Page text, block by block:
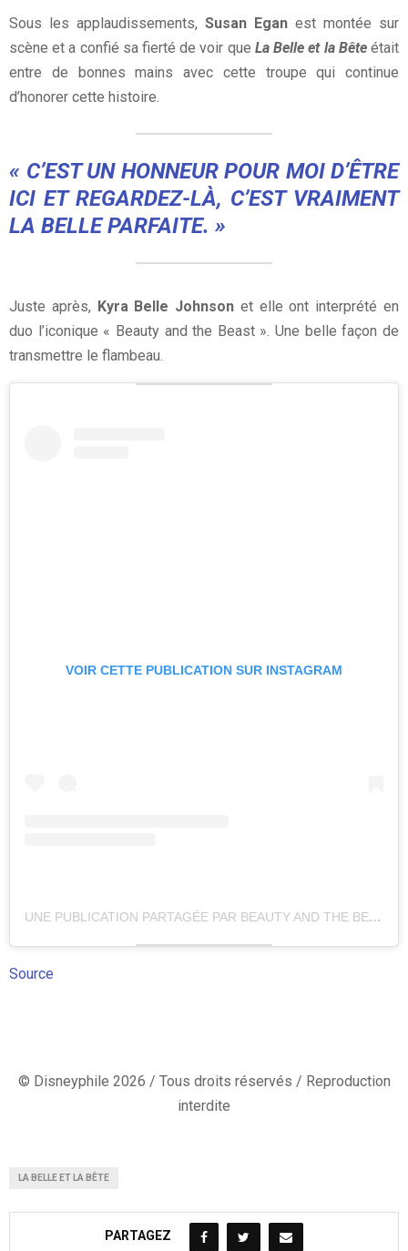
Sous les applaudissements, Susan Egan est montée sur
scène et a confié sa fierté de voir que La Belle et la Bêteétait
entre de bonnes mains avec cette troupe qui continue
d’honorer cette histoire.
« C’EST UN HONNEUR POUR MOI D’ÊTRE
ICI ET REGARDEZ-LÀ, C’EST VRAIMENT
LA BELLE PARFAITE. »
Juste après, Kyra Belle Johnson et elle ont interprété en
duo l’iconique « Beauty and the Beast ». Une belle façon de
transmettre le flambeau.
VOIR CETTE PUBLICATION SUR INSTAGRAM
UNE PUBLICATION PARTAGÉE PAR BEAUTY AND THE BEAST – ON TOUR (@BEAUTYMUSICAL)
Source
© Disneyphile 2026 / Tous droits réservés / Reproduction
interdite
LA BELLE ET LA BÊTE
PARTAGEZ